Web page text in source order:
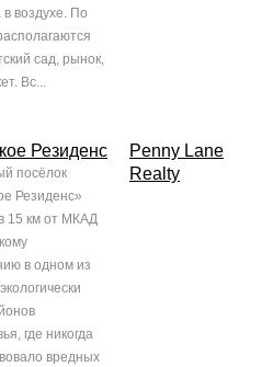
в воздухе. По
сад, рынок,
Вс...
Резиденс
посёлок
Резиденс»
15 км от МКАД
в одном из
где никогда
вредных
Penny Lane
Realty